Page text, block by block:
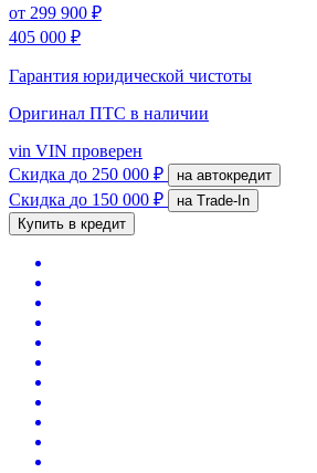
от 299 900 ₽
405 000 ₽
Гарантия юридической чистоты
Оригинал ПТС в наличии
vin VIN проверен
Скидка до 250 000 ₽ на автокредит
Скидка до 150 000 ₽
на Trade-In
Купить в кредит